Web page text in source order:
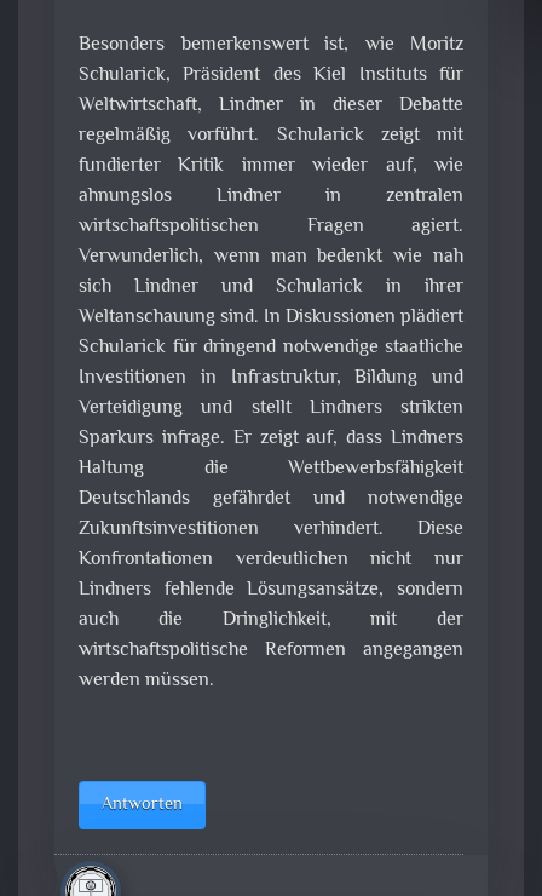
Besonders bemerkenswert ist, wie Moritz
Schularick, Präsident des Kiel Instituts für
Weltwirtschaft, Lindner in dieser Debatte
regelmäßig vorführt. Schularick zeigt mit
fundierter Kritik immer wieder auf, wie
ahnungslos Lindner in zentralen
wirtschaftspolitischen Fragen agiert.
Verwunderlich, wenn man bedenkt wie nah
sich Lindner und Schularick in ihrer
Weltanschauung sind. In Diskussionen plädiert
Schularick für dringend notwendige staatliche
Investitionen in Infrastruktur, Bildung und
Verteidigung und stellt Lindners strikten
Sparkurs infrage. Er zeigt auf, dass Lindners
Haltung die Wettbewerbsfähigkeit
Deutschlands gefährdet und notwendige
Zukunftsinvestitionen verhindert. Diese
Konfrontationen verdeutlichen nicht nur
Lindners fehlende Lösungsansätze, sondern
auch die Dringlichkeit, mit der
wirtschaftspolitische Reformen angegangen
werden müssen.
Antworten